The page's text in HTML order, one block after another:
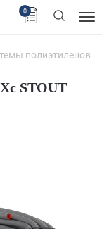
0
STOUT